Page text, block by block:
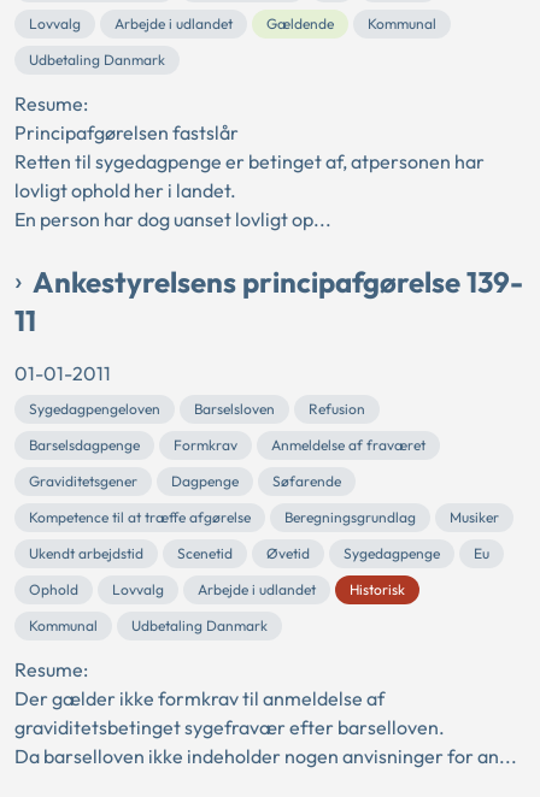
Lovvalg
Arbejde i udlandet Gældende
Kommunal
Udbetaling Danmark
Resume:
Principafgørelsen fastslår
Retten til sygedagpenge er betinget af, atpersonen har
lovligt ophold her i landet.
En person har dog uanset lovligt op...
Ankestyrelsens principafgørelse 139-
11
01-01-2011
Sygedagpengeloven Barselsloven
Refusion
Barselsdagpenge
Formkrav
Anmeldelse af fraværet
Graviditetsgener
Dagpenge
Søfarende
Kompetence til at træffe afgørelse
Beregningsgrundlag
Musiker
Ukendt arbejdstid
Scenetid Øvetid Sygedagpenge
Eu
Ophold
Lovvalg Arbejde i udlandet
Historisk
Kommunal
Udbetaling Danmark
Resume:
Der gælder ikke formkrav til anmeldelse af
graviditetsbetinget sygefravær efter barselloven.
Da barselloven ikke indeholder nogen anvisninger for an...